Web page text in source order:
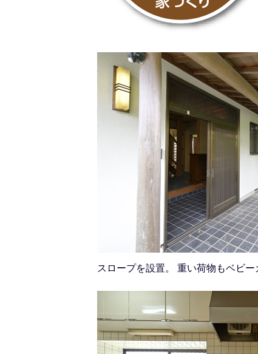
スロープを設置。 重い荷物もベビ